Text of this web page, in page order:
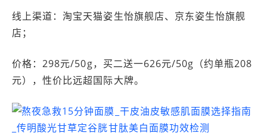
线上渠道：淘宝天猫姿生怡旗舰店、京东姿生怡旗舰
店；
价格：298元/50g，买二送一626元/50g（约单瓶208
元），性价比远超国际大牌。